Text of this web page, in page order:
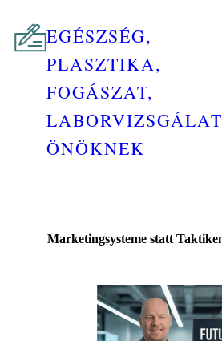
EGÉSZSÉG,
PLASZTIKA,
FOGÁSZAT,
LABORVIZSGÁLAT
ÖNÖKNEK
Marketingsysteme statt